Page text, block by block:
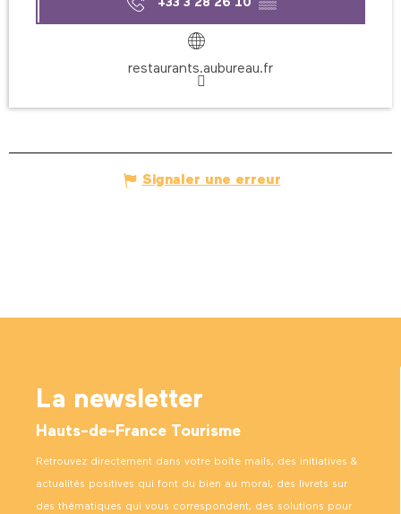
+33 3 28 26 10 ▒▒
restaurants.aubureau.fr
Signaler une erreur
La newsletter
Hauts-de-France Tourisme
Retrouvez directement dans votre boîte mails, des initiatives &
actualités positives qui font du bien au moral, des livrets sur
des thématiques qui vous correspondent, des solutions pour